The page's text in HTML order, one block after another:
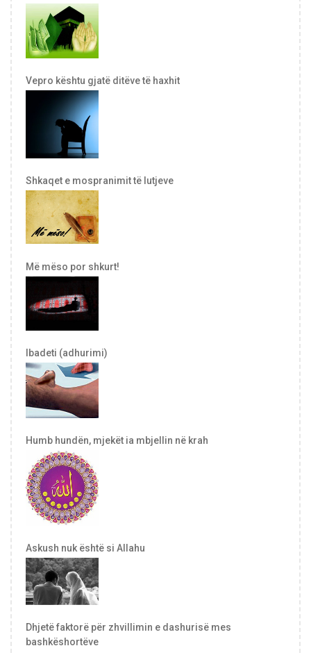
Vepro kështu gjatë ditëve të haxhit
Shkaqet e mospranimit të lutjeve
Më mëso por shkurt!
Ibadeti (adhurimi)
Humb hundën, mjekët ia mbjellin në krah
Askush nuk është si Allahu
Dhjetë faktorë për zhvillimin e dashurisë mes
bashkëshortëve